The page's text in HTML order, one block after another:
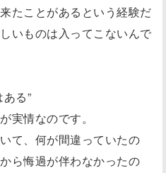
たことがあるという経験だ
いものは入ってこないんで
る”
実情なのです。
て、何が間違っていたの
ら悔過が伴わなかったの